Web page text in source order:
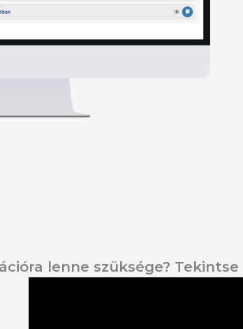
lenne szüksége?